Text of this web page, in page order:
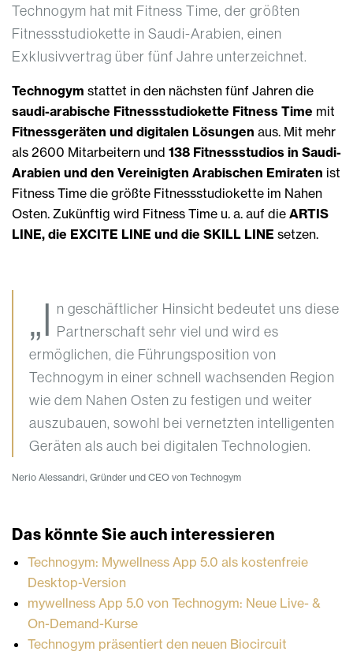
Technogym hat mit Fitness Time, der größten
Fitnessstudiokette in Saudi-Arabien, einen
Exklusivvertrag über fünf Jahre unterzeichnet.
Technogym stattet in den nächsten fünf Jahren die
saudi-arabische Fitnessstudiokette Fitness Time mit
Fitnessgeräten und digitalen Lösungen aus. Mit mehr
als 2600 Mitarbeitern und 138 Fitnessstudios in Saudi-
Arabien und den Vereinigten Arabischen Emiraten ist
Fitness Time die größte Fitnessstudiokette im Nahen
Osten. Zukünftig wird Fitness Time u. a. auf die ARTIS
LINE, die EXCITE LINE und die SKILL LINE setzen.
„I n geschäftlicher Hinsicht bedeutet uns diese
Partnerschaft sehr viel und wird es
ermöglichen, die Führungsposition von
Technogym in einer schnell wachsenden Region
wie dem Nahen Osten zu festigen und weiter
auszubauen, sowohl bei vernetzten intelligenten
Geräten als auch bei digitalen Technologien.
Nerio Alessandri, Gründer und CEO von Technogym
Das könnte Sie auch interessieren
Technogym: Mywellness App 5.0 als kostenfreie
Desktop-Version
mywellness App 5.0 von Technogym: Neue Live- &
On-Demand-Kurse
Technogym präsentiert den neuen Biocircuit